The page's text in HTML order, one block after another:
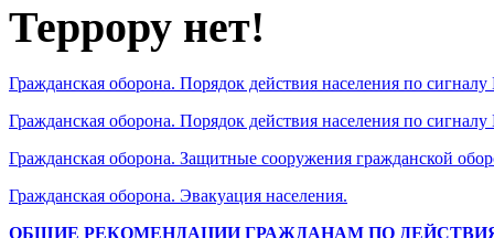
Террору нет!
Гражданская оборона. Порядок действия населения по
Гражданская оборона. Порядок действия населения по
Гражданская оборона. Защитные сооружения гражданской
Гражданская оборона. Эвакуация населения.
ОБЩИЕ РЕКОМЕНДАЦИИ ГРАЖДАНАМ ПО